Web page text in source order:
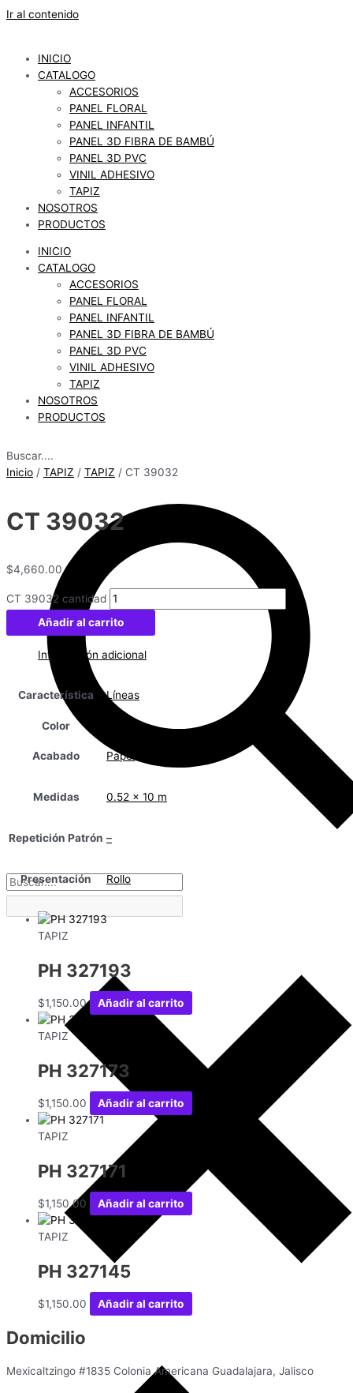
Ir al contenido
INICIO
CATALOGO
ACCESORIOS
PANEL FLORAL
PANEL INFANTIL
PANEL 3D FIBRA DE BAMBÚ
PANEL 3D PVC
VINIL ADHESIVO
TAPIZ
NOSOTROS
PRODUCTOS
INICIO
CATALOGO
ACCESORIOS
PANEL FLORAL
PANEL INFANTIL
PANEL 3D FIBRA DE BAMBÚ
PANEL 3D PVC
VINIL ADHESIVO
TAPIZ
NOSOTROS
PRODUCTOS
Buscar....
Inicio / TAPIZ / TAPIZ / CT 39032
CT 39032
$4,660.00
CT 39032 cantidad
Añadir al carrito
Información adicional
Característica Líneas
Color
Acabado Papel
Medidas 0.52 x 10 m
Repetición Patrón –
Presentación Rollo
TAPIZ
PH 327193
$1,150.00 Añadir al carrito
TAPIZ
PH 327173
$1,150.00 Añadir al carrito
TAPIZ
PH 327171
$1,150.00 Añadir al carrito
TAPIZ
PH 327145
$1,150.00 Añadir al carrito
Domicilio
Mexicaltzingo #1835 Colonia Americana Guadalajara, Jalisco